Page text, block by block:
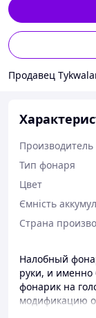
Продавец
Производитель
Тип фонаря
Цвет
Ємність
Страна
Налобный
руки, и именно
фонарик на
модификацию